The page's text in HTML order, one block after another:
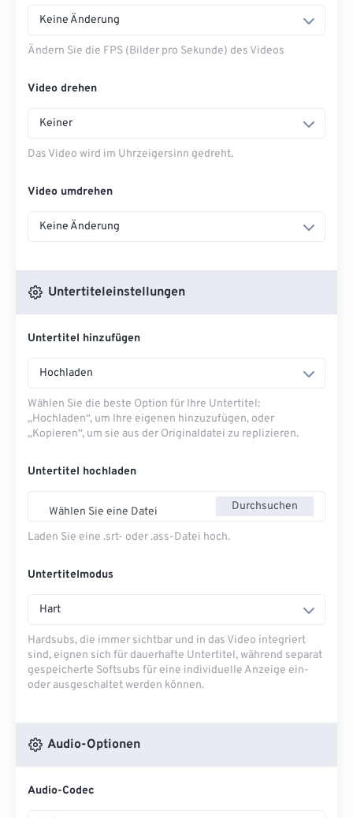
Keine Änderung
Ändern Sie die FPS (Bilder pro Sekunde) des Videos
Video drehen
Keiner
Das Video wird im Uhrzeigersinn gedreht.
Video umdrehen
Keine Änderung
Untertiteleinstellungen
Untertitel hinzufügen
Hochladen
Wählen Sie die beste Option für Ihre Untertitel:
„Hochladen“, um Ihre eigenen hinzuzufügen, oder
„Kopieren“, um sie aus der Originaldatei zu replizieren.
Untertitel hochladen
Wählen Sie eine Datei Durchsuchen
Laden Sie eine .srt- oder .ass-Datei hoch.
Untertitelmodus
Hart
Hardsubs, die immer sichtbar und in das Video integriert
sind, eignen sich für dauerhafte Untertitel, während separat
gespeicherte Softsubs für eine individuelle Anzeige ein-
oder ausgeschaltet werden können.
Audio-Optionen
Audio-Codec